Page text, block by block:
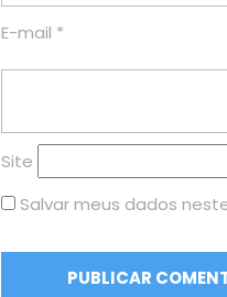
E-mail *
Site
Salvar meus dados